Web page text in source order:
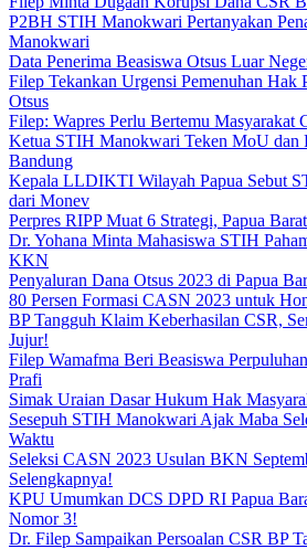
P2BH STIH Manokwari Pertanyakan
Manokwari
Data Penerima Beasiswa Otsus Luar
Filep Tekankan Urgensi Pemenuhan Hak
Otsus
Filep: Wapres Perlu Bertemu Masyarakat
Ketua STIH Manokwari Teken MoU dan
Bandung
Kepala LLDIKTI Wilayah Papua Sebut
dari Monev
Perpres RIPP Muat 6 Strategi, Papua
Dr. Yohana Minta Mahasiswa STIH
KKN
Penyaluran Dana Otsus 2023 di Papua
80 Persen Formasi CASN 2023 untuk
BP Tangguh Klaim Keberhasilan CSR,
Jujur!
Filep Wamafma Beri Beasiswa
Prafi
Simak Uraian Dasar Hukum Hak
Sesepuh STIH Manokwari Ajak Maba
Waktu
Seleksi CASN 2023 Usulan BKN
Selengkapnya!
KPU Umumkan DCS DPD RI Papua
Nomor 3!
Dr. Filep Sampaikan Persoalan CSR BP